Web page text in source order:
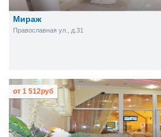
Мираж
Православная ул., д.31
от 1 512руб